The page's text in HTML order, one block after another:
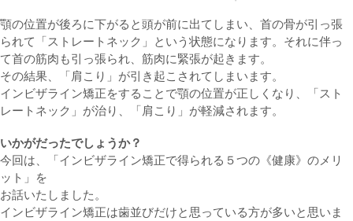
顎の位置が後ろに下がると頭が前に出てしまい、首の骨が引っ張
られて「ストレートネック」という状態になります。それに伴っ
て首の筋肉も引っ張られ、筋肉に緊張が起きます。
その結果、「肩こり」が引き起こされてしまいます。
インビザライン矯正をすることで顎の位置が正しくなり、「スト
レートネック」が治り、「肩こり」が軽減されます。
いかがだったでしょうか？
今回は、「インビザライン矯正で得られる５つの《健康》のメリ
ット」を
お話いたしました。
インビザライン矯正は歯並びだけと思っている方が多いと思いま